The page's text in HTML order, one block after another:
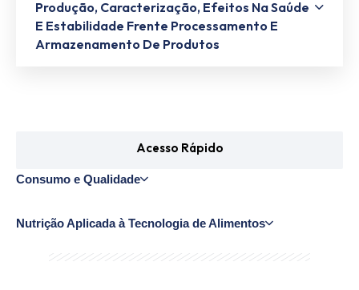
Acesso Rápido
Consumo e Qualidade
Nutrição Aplicada à Tecnologia de Alimentos
Produção, Caracterização, Efeitos Na Saúde
E Estabilidade Frente Processamento E
Armazenamento De Produtos